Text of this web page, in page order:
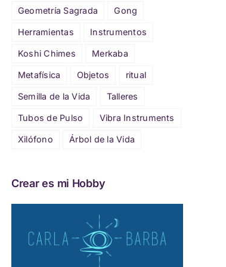
Geometría Sagrada Gong
Herramientas Instrumentos
Koshi Chimes Merkaba
Metafísica Objetos ritual
Semilla de la Vida Talleres
Tubos de Pulso Vibra Instruments
Xilófono Árbol de la Vida
Crear es mi Hobby